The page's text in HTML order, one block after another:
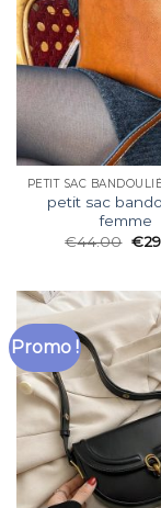
petit sac
femme
€44.00 €
Promo !